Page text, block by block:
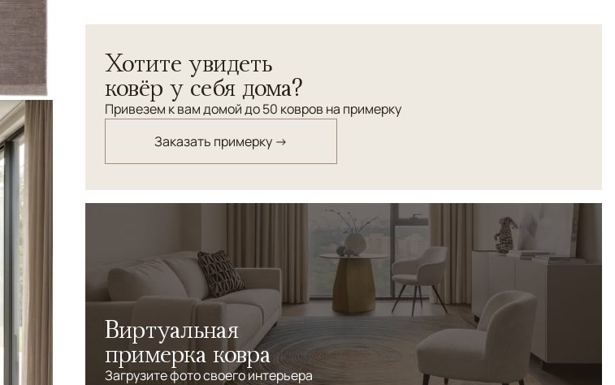
Хотите увидеть
ковёр у себя дома?
Привезем к вам домой до 50 ковров на примерку
Заказать примерку →
Виртуальная
примерка ковра
Загрузите фото своего интерьера